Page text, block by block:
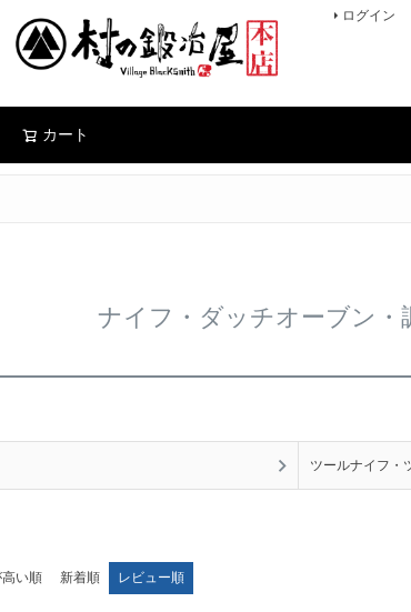
ログイン
カート
ナイフ・ダッチオーブン・
ツールナイフ・
い順 新着順 レビュー順